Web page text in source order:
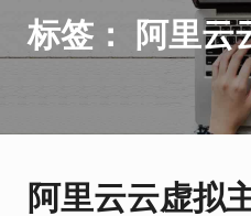
标签： 阿里云
阿里云云虚拟